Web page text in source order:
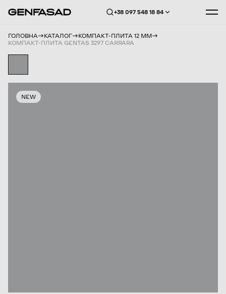
+38 097 548 18 84
ГОЛОВНА КАТАЛОГ
КОМПАКТ-ПЛИТА 12 ММ
КОМПАКТ-ПЛИТА GENTAS 3297 CARRARA
NEW